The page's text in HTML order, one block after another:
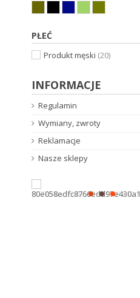
PŁEĆ
Produkt męski (20)
INFORMACJE
Regulamin
Wymiany, zwroty
Reklamacje
Nasze sklepy